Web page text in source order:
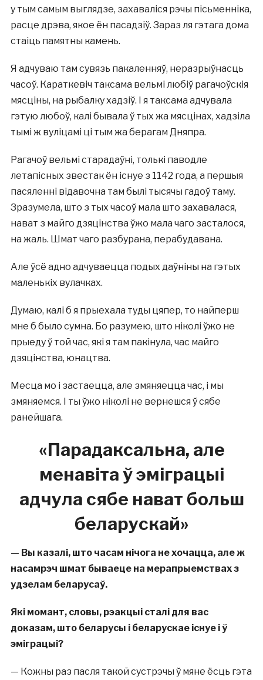
у тым самым выглядзе, захаваліся рэчы пісьменніка,
расце дрэва, якое ён пасадзіў. Зараз ля гэтага дома
стаіць памятны камень.
Я адчуваю там сувязь пакаленняў, неразрыўнасць
часоў. Караткевіч таксама вельмі любіў рагачоўскія
мясціны, на рыбалку хадзіў. І я таксама адчувала
гэтую любоў, калі бывала ў тых жа мясцінах, хадзіла
тымі ж вуліцамі ці тым жа берагам Дняпра.
Рагачоў вельмі старадаўні, толькі паводле
летапісных звестак ён існуе з 1142 года, а першыя
пасяленні відавочна там былі тысячы гадоў таму.
Зразумела, што з тых часоў мала што захавалася,
нават з майго дзяцінства ўжо мала чаго засталося,
на жаль. Шмат чаго разбурана, перабудавана.
Але ўсё адно адчуваецца подых даўніны на гэтых
маленькіх вулачках.
Думаю, калі б я прыехала туды цяпер, то найперш
мне б было сумна. Бо разумею, што ніколі ўжо не
прыеду ў той час, які я там пакінула, час майго
дзяцінства, юнацтва.
Месца мо і застаецца, але змяняецца час, і мы
змяняемся. І ты ўжо ніколі не вернешся ў сябе
ранейшага.
«Парадаксальна, але
менавіта ў эміграцыі
адчула сябе нават больш
беларускай»
— Вы казалі, што часам нічога не хочацца, але ж
насамрэч шмат бываеце на мерапрыемствах з
удзелам беларусаў.
Які момант, словы, рэакцыі сталі для вас
доказам, што беларусы і беларускае існуе і ў
эміграцыі?
— Кожны раз пасля такой сустрэчы ў мяне ёсць гэта